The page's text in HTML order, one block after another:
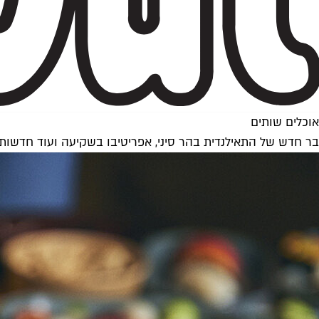
אוכלים שותים
בר חדש של התאילנדית בהר סיני, אפריטיבו בשקיעה ועוד